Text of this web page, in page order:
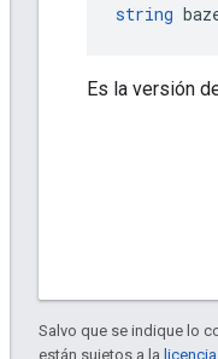
string
Es la versión
Salvo que se indique lo
están sujetos a la